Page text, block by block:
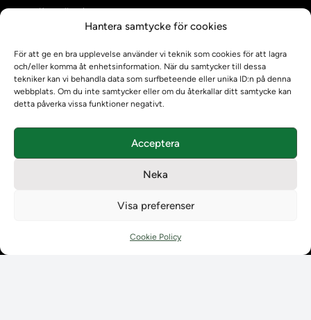
Hantera samtycke för cookies
För att ge en bra upplevelse använder vi teknik som cookies för att lagra
och/eller komma åt enhetsinformation. När du samtycker till dessa
tekniker kan vi behandla data som surfbeteende eller unika ID:n på denna
webbplats. Om du inte samtycker eller om du återkallar ditt samtycke kan
detta påverka vissa funktioner negativt.
Acceptera
Neka
Visa preferenser
Cookie Policy
Kontrollera intyg
Om Ladokkonsortiet
Ladokkonsortiet internationellt
Vision, strategi och produktplan
Teamens sammansättning och arbetet på Ladokkonsortiet
Användarkontakter
Policyer och dokument
Kontaktuppgifter till lärosätenas Ladoksupport
Kontaktuppgifter till Ladokkonsortiet